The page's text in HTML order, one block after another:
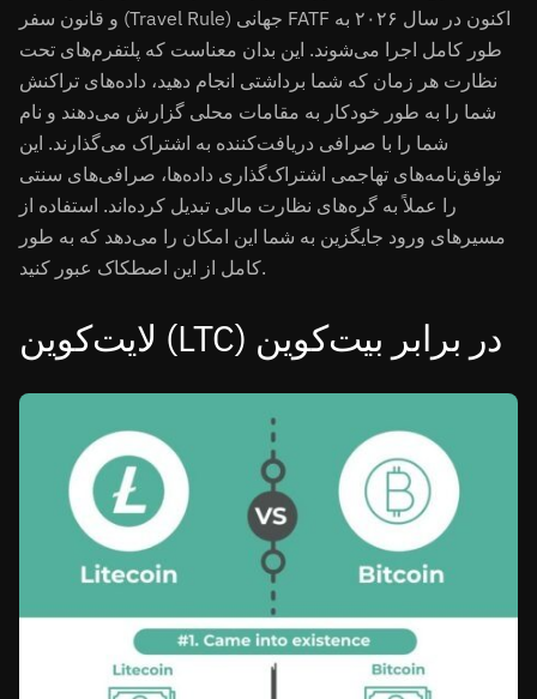
و قانون سفر (Travel Rule) جهانی FATF اکنون در سال ۲۰۲۶ به
طور کامل اجرا می‌شوند. این بدان معناست که پلتفرم‌های تحت
نظارت هر زمان که شما برداشتی انجام دهید، داده‌های تراکنش
شما را به طور خودکار به مقامات محلی گزارش می‌دهند و نام
شما را با صرافی دریافت‌کننده به اشتراک می‌گذارند. این
توافق‌نامه‌های تهاجمی اشتراک‌گذاری داده‌ها، صرافی‌های سنتی
را عملاً به گره‌های نظارت مالی تبدیل کرده‌اند. استفاده از
مسیرهای ورود جایگزین به شما این امکان را می‌دهد که به طور
کامل از این اصطکاک عبور کنید.
لایت‌کوین (LTC) در برابر بیت‌کوین